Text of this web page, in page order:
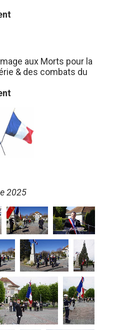
aux Morts pour la
& des combats du
2025